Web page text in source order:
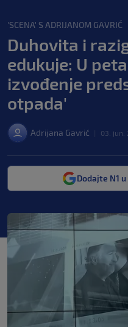
'SCENA' S ADRIJANOM GAVRIĆ
Duhovita i
edukuje: U
izvođenje
otpada'
Adrijana Gavrić 03. jun.
Dodajte N1